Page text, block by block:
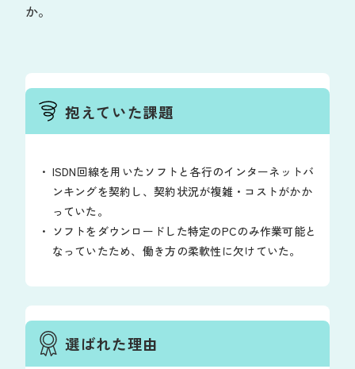
か。
抱えていた課題
ISDN回線を用いたソフトと各行のインターネットバ
ンキングを契約し、契約状況が複雑・コストがかか
っていた。
ソフトをダウンロードした特定のPCのみ作業可能と
なっていたため、働き方の柔軟性に欠けていた。
選ばれた理由